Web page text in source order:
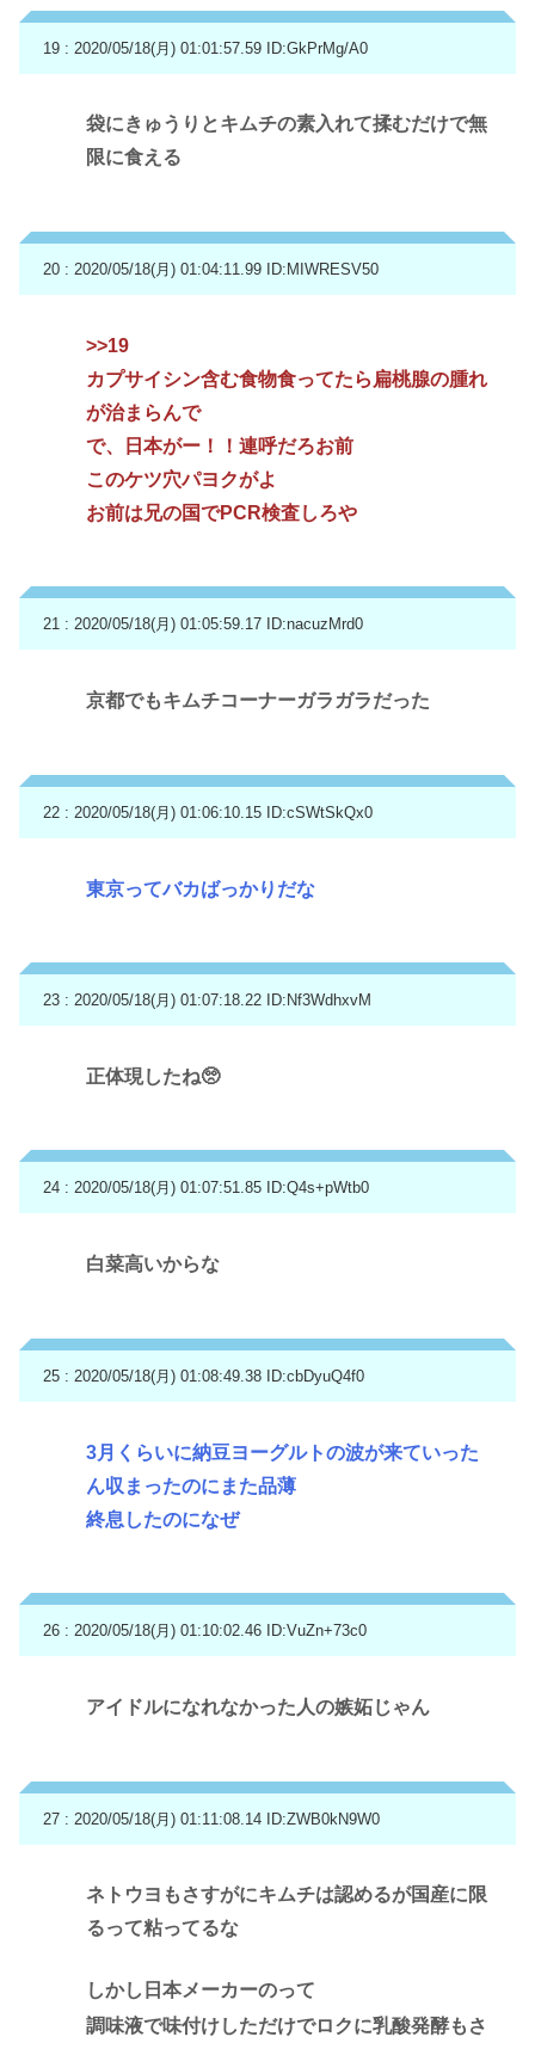
19 : 2020/05/18(月) 01:01:57.59 ID:GkPrMg/A0
袋にきゅうりとキムチの素入れて揉むだけで無
限に食える
20 : 2020/05/18(月) 01:04:11.99 ID:MIWRESV50
>>19
カプサイシン含む食物食ってたら扁桃腺の腫れ
が治まらんで
で、日本がー！！連呼だろお前
このケツ穴パヨクがよ
お前は兄の国でPCR検査しろや
21 : 2020/05/18(月) 01:05:59.17 ID:nacuzMrd0
京都でもキムチコーナーガラガラだった
22 : 2020/05/18(月) 01:06:10.15 ID:cSWtSkQx0
東京ってバカばっかりだな
23 : 2020/05/18(月) 01:07:18.22 ID:Nf3WdhxvM
正体現したね🥺
24 : 2020/05/18(月) 01:07:51.85 ID:Q4s+pWtb0
白菜高いからな
25 : 2020/05/18(月) 01:08:49.38 ID:cbDyuQ4f0
3月くらいに納豆ヨーグルトの波が来ていった
ん収まったのにまた品薄
終息したのになぜ
26 : 2020/05/18(月) 01:10:02.46 ID:VuZn+73c0
アイドルになれなかった人の嫉妬じゃん
27 : 2020/05/18(月) 01:11:08.14 ID:ZWB0kN9W0
ネトウヨもさすがにキムチは認めるが国産に限
るって粘ってるな
しかし日本メーカーのって
調味液で味付けしただけでロクに乳酸発酵もさ